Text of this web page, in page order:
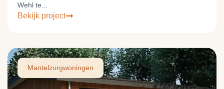
Wehl te...
Bekijk project
Mantelzorgwoningen